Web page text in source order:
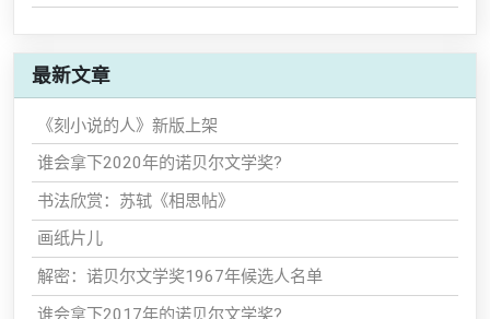
最新文章
《刻小说的人》新版上架
谁会拿下2020年的诺贝尔文学奖?
书法欣赏：苏轼《相思帖》
画纸片儿
解密：诺贝尔文学奖1967年候选人名单
谁会拿下2017年的诺贝尔文学奖?